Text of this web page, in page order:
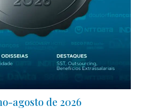
agosto de 2026